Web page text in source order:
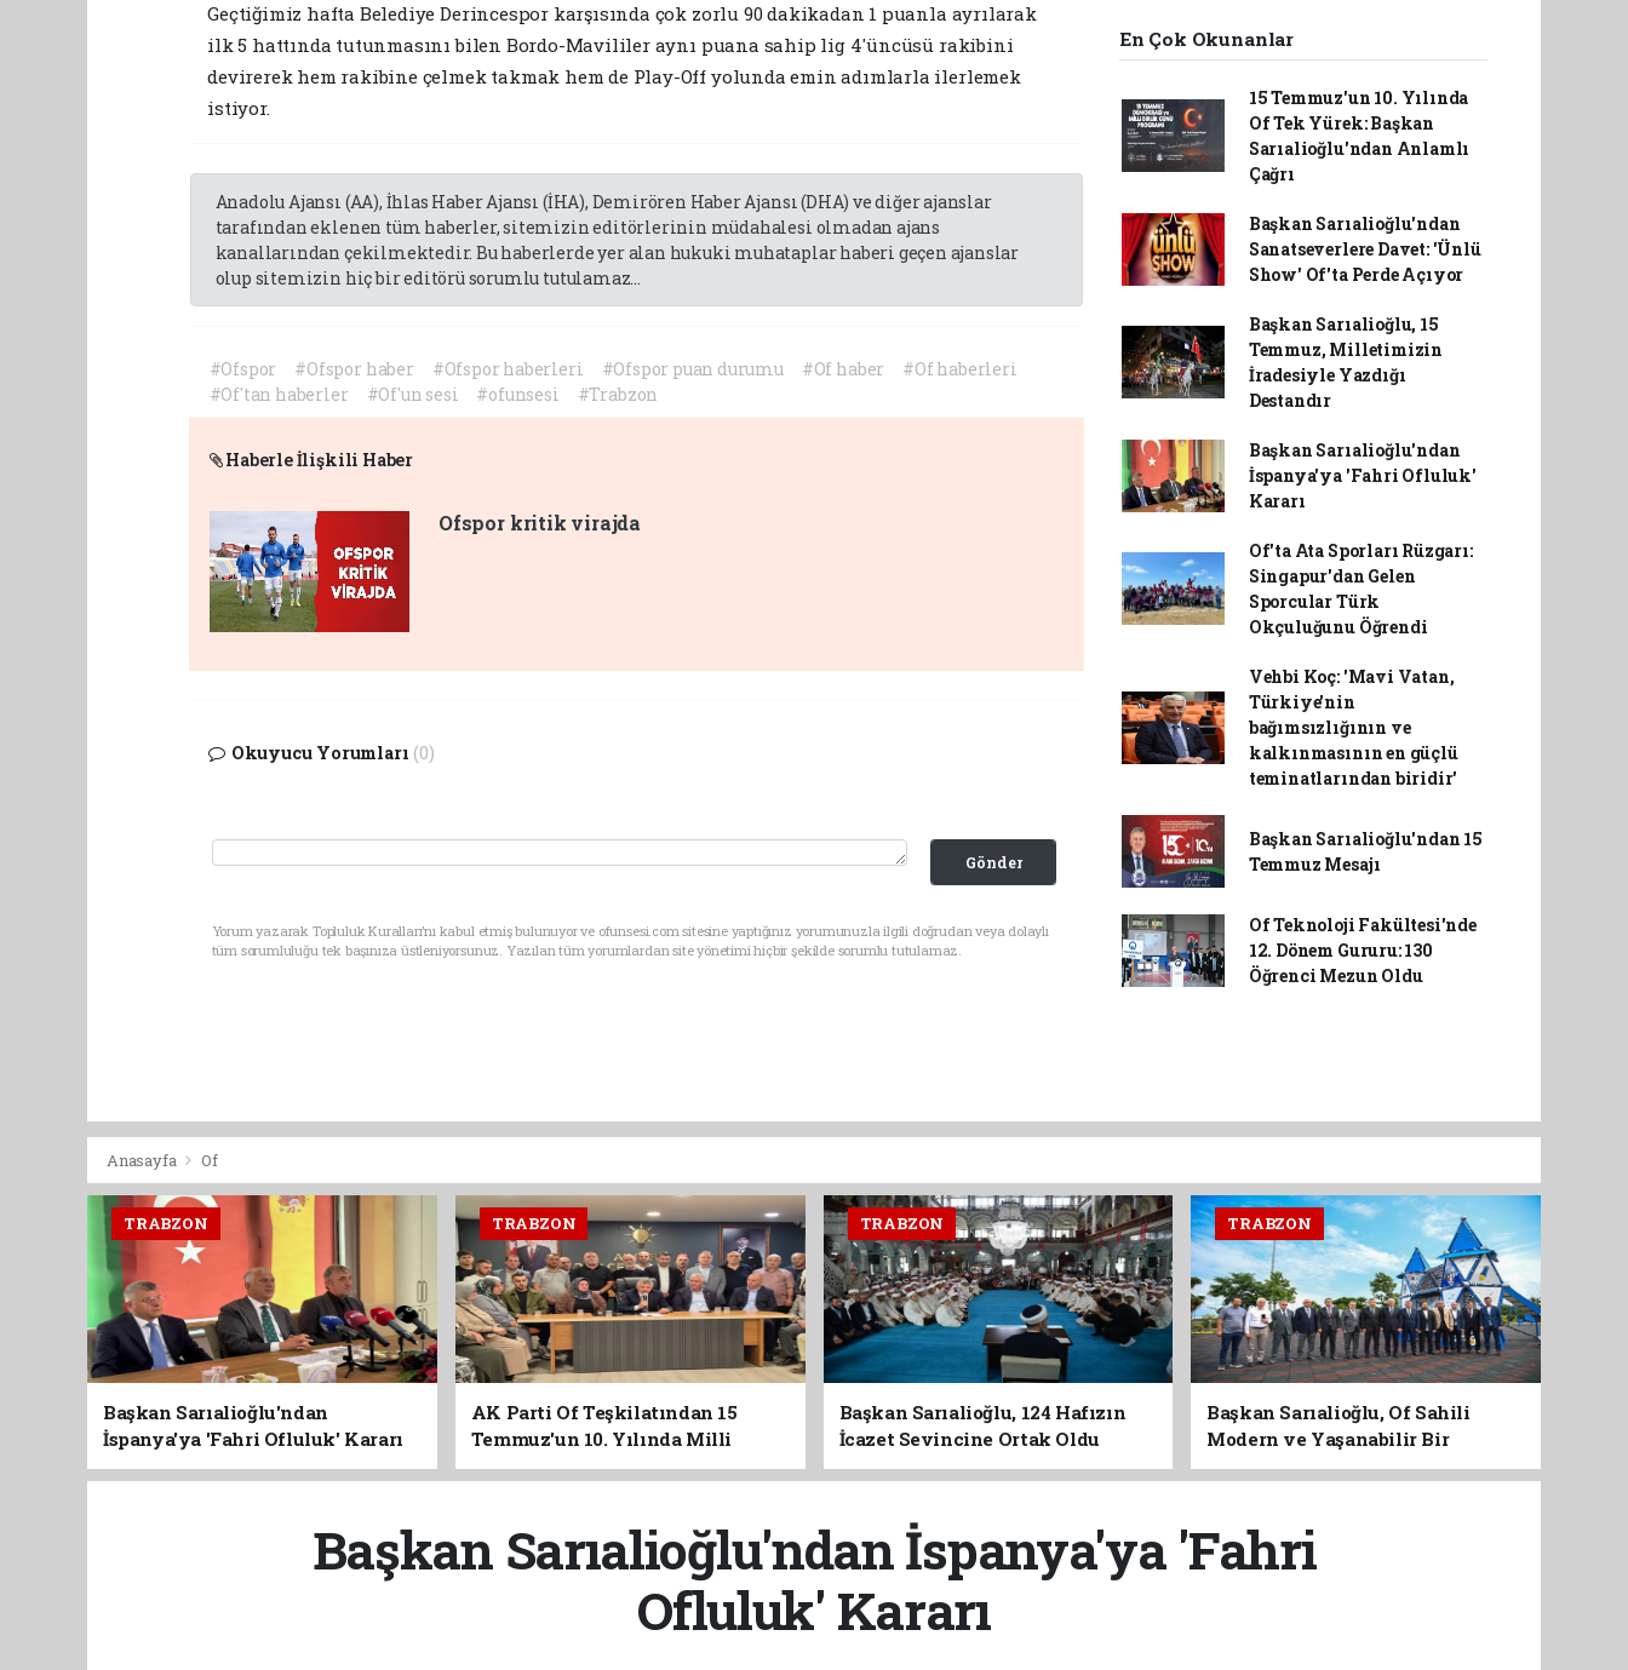
Geçtiğimiz hafta Belediye Derincespor karşısında çok zorlu 90 dakikadan 1 puanla ayrılarak
ilk 5 hattında tutunmasını bilen Bordo-Mavililer aynı puana sahip lig 4'üncüsü rakibini
devirerek hem rakibine çelmek takmak hem de Play-Off yolunda emin adımlarla ilerlemek
istiyor.
Anadolu Ajansı (AA), İhlas Haber Ajansı (İHA), Demirören Haber Ajansı (DHA) ve diğer ajanslar
tarafından eklenen tüm haberler, sitemizin editörlerinin müdahalesi olmadan ajans
kanallarından çekilmektedir. Bu haberlerde yer alan hukuki muhataplar haberi geçen ajanslar
olup sitemizin hiç bir editörü sorumlu tutulamaz...
#Ofspor #Ofspor haber #Ofspor haberleri #Ofspor puan durumu #Of haber
#Of haberleri
#Of'tan haberler
#Of'un sesi #ofunsesi #Trabzon
Haberle İlişkili Haber
Ofspor kritik virajda
Okuyucu Yorumları (0)
Gönder
Yorum yazarak Topluluk Kuralları’nı kabul etmiş bulunuyor ve ofunsesi.com sitesine yaptığınız yorumunuzla ilgili doğrudan veya dolaylı
tüm sorumluluğu tek başınıza üstleniyorsunuz. Yazılan tüm yorumlardan site yönetimi hiçbir şekilde sorumlu tutulamaz.
En Çok Okunanlar
15 Temmuz'un 10. Yılında
Of Tek Yürek: Başkan
Sarıalioğlu'ndan Anlamlı
Çağrı
Başkan Sarıalioğlu'ndan
Sanatseverlere Davet: 'Ünlü
Show' Of'ta Perde Açıyor
Başkan Sarıalioğlu, 15
Temmuz, Milletimizin
İradesiyle Yazdığı
Destandır
Başkan Sarıalioğlu'ndan
İspanya'ya 'Fahri Ofluluk'
Kararı
Of'ta Ata Sporları Rüzgarı:
Singapur'dan Gelen
Sporcular Türk
Okçuluğunu Öğrendi
Vehbi Koç: 'Mavi Vatan,
Türkiye'nin
bağımsızlığının ve
kalkınmasının en güçlü
teminatlarından biridir'
Başkan Sarıalioğlu'ndan 15
Temmuz Mesajı
Of Teknoloji Fakültesi'nde
12. Dönem Gururu: 130
Öğrenci Mezun Oldu
Anasayfa Of
TRABZON
Başkan Sarıalioğlu'ndan
İspanya'ya 'Fahri Ofluluk' Kararı
TRABZON
AK Parti Of Teşkilatından 15
Temmuz'un 10. Yılında Milli
Birlik Vurgusu
TRABZON
Başkan Sarıalioğlu, 124 Hafızın
İcazet Sevincine Ortak Oldu
TRABZON
Başkan Sarıalioğlu, Of Sahili
Modern ve Yaşanabilir Bir
Kimliğe Kavuşuyor
Başkan Sarıalioğlu'ndan İspanya'ya 'Fahri
Ofluluk' Kararı